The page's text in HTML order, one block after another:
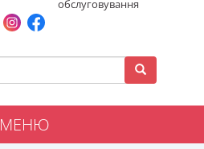
обслуговування
МЕНЮ